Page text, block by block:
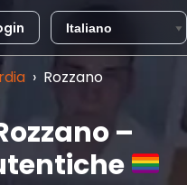
› Rozzano
–